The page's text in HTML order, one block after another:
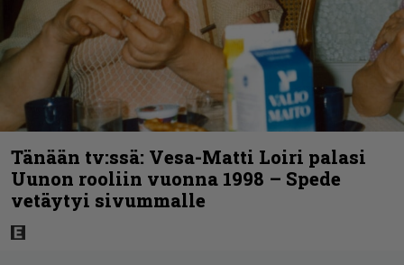
Tänään tv:ssä: Vesa-Matti Loiri palasi
Uunon rooliin vuonna 1998 – Spede
vetäytyi sivummalle